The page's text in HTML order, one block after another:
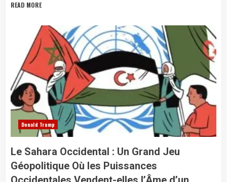
READ MORE
Donald Trump
Le Sahara Occidental : Un Grand Jeu
Géopolitique Où les Puissances